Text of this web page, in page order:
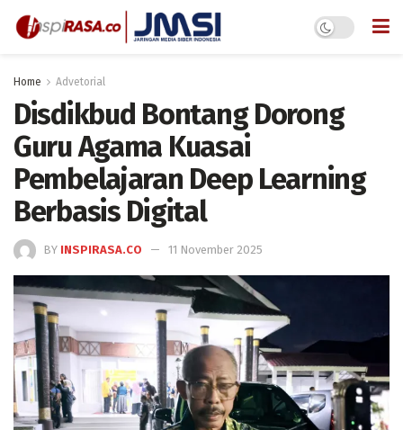
Home Advetorial
Disdikbud Bontang Dorong
Guru Agama Kuasai
Pembelajaran Deep Learning
Berbasis Digital
BY INSPIRASA.CO 11 November 2025